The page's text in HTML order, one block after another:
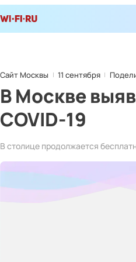
Сайт Москвы 11 сентября
В Москве
COVID-19
В столице продолжается